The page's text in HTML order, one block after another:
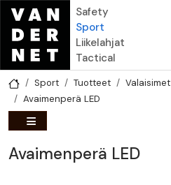
Hyppää pääsisältöön
Safety
Sport
Liikelahjat
Tactical
Sport Tuotteet Valaisimet
Avaimenperä LED
Avaimenperä LED